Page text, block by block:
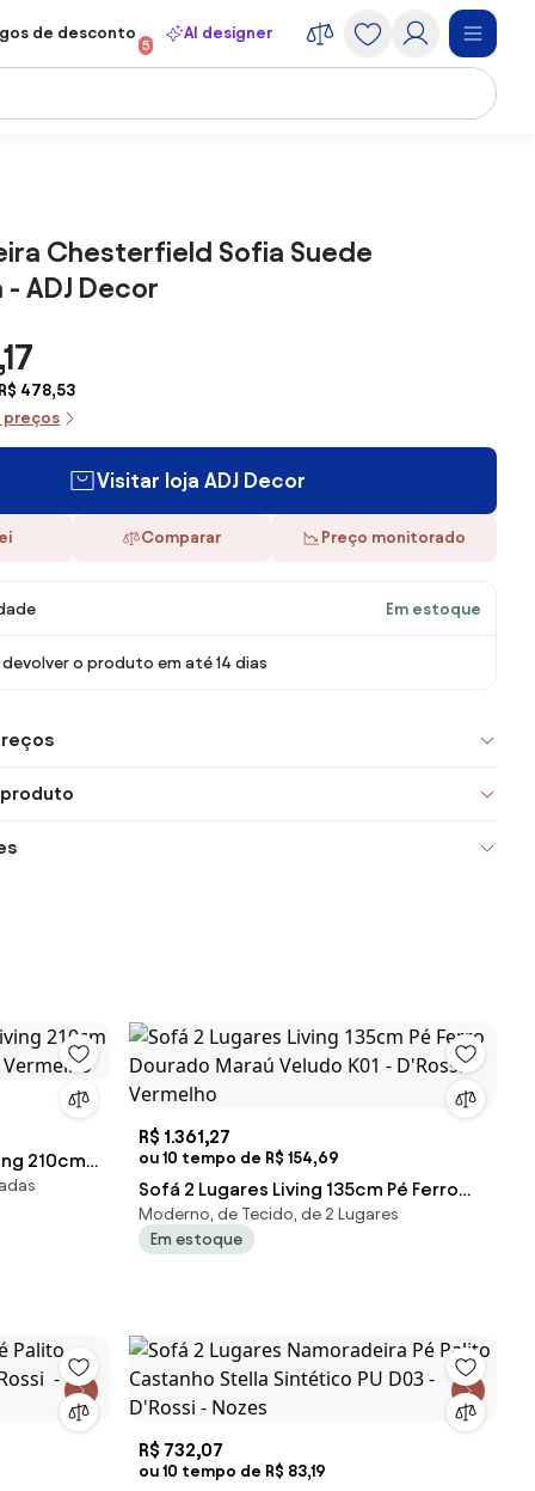
de desconto
5
AI designer
Chesterfield Sofia Suede
ADJ Decor
478,53
preços
Visitar loja ADJ Decor
Comparar Preço monitorado
Em estoque
o produto em até 14 dias
210cm
R$ 1.361,27
ou 10 tempo de R$ 154,69
Sofá 2 Lugares Living 135cm Pé Ferro
Dourado Maraú Veludo K01 - D'Rossi -
Vermelho
Moderno, de Tecido, de 2 Lugares
Em estoque
R$ 732,07
ou 10 tempo de R$ 83,19